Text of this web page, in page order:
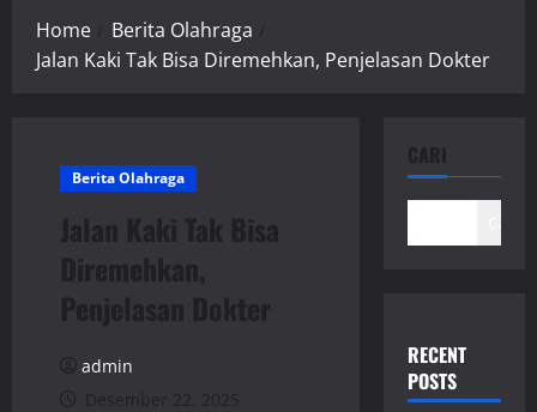
Home
Berita Olahraga
Jalan Kaki Tak Bisa Diremehkan, Penjelasan Dokter
Berita Olahraga
Jalan Kaki Tak Bisa
Diremehkan,
Penjelasan Dokter
admin
Desember 22, 2025
CARI
RECENT
POSTS